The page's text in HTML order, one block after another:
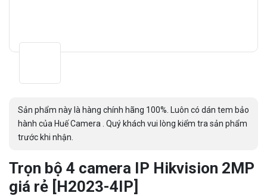
Sản phẩm này là hàng chính hãng 100%. Luôn có dán tem bảo
hành của Huế Camera . Quý khách vui lòng kiểm tra sản phẩm
trước khi nhận.
Trọn bộ 4 camera IP Hikvision 2MP
giá rẻ [H2023-4IP]